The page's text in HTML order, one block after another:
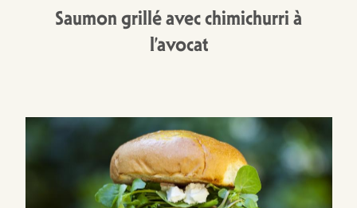
Saumon grillé avec chimichurri à
l’avocat